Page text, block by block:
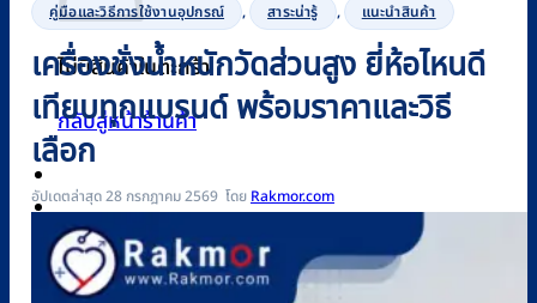
ไม่มีสินค้าในตะกร้า
กลับสู่หน้าร้านค้า
0
คู่มือและวิธีการใช้งานอุปกรณ์ , สาระน่ารู้ , แนะนำสินค้า
เครื่องชั่งน้ำหนักวัดส่วนสูง ยี่ห้อไหนดี
เทียบทุกแบรนด์ พร้อมราคาและวิธี
เลือก
อัปเดตล่าสุด 28 กรกฎาคม 2569 Rakmor.com